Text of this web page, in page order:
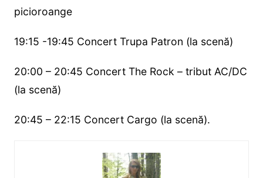
picioroange
19:15 -19:45 Concert Trupa Patron (la scenă)
20:00 – 20:45 Concert The Rock – tribut AC/DC
(la scenă)
20:45 – 22:15 Concert Cargo (la scenă).